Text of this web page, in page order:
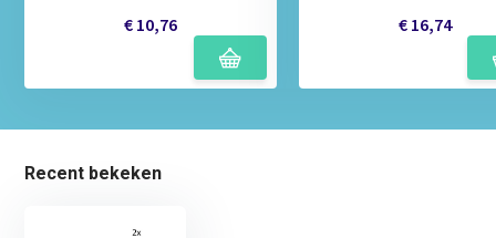
€ 10,76 € 16,74
Recent bekeken